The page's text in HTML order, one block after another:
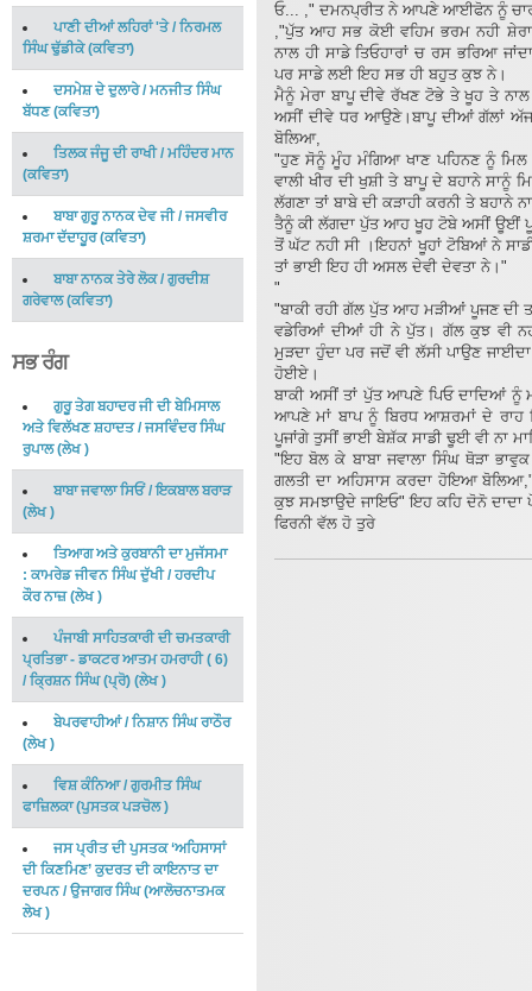
ਪਾਣੀ ਦੀਆਂ ਲਹਿਰਾਂ 'ਤੇ/ ਨਿਰਮਲ
ਸਿੰਘ ਢੁੱਡੀਕੇ(ਕਵਿਤਾ)
ਦਸਮੇਸ਼ ਦੇ ਦੁਲਾਰੇ/ਮਨਜੀਤ ਸਿੰਘ
ਬੱਧਣ(ਕਵਿਤਾ)
ਤਿਲਕ ਜੰਜੂ ਦੀ ਰਾਖੀ/ ਮਹਿੰਦਰ ਮਾਨ
(ਕਵਿਤਾ)
ਬਾਬਾ ਗੁਰੂ ਨਾਨਕ ਦੇਵ ਜੀ/ਜਸਵੀਰ
ਸ਼ਰਮਾ ਦੱਦਾਹੂਰ(ਕਵਿਤਾ)
ਬਾਬਾ ਨਾਨਕ ਤੇਰੇ ਲੋਕ/ ਗੁਰਦੀਸ਼
ਗਰੇਵਾਲ(ਕਵਿਤਾ)
ਸਭ ਰੰਗ
ਗੁਰੂ ਤੇਗ ਬਹਾਦਰ ਜੀ ਦੀ ਬੇਮਿਸਾਲ
ਅਤੇ ਵਿਲੱਖਣ ਸ਼ਹਾਦਤ/ਜਸਵਿੰਦਰ ਸਿੰਘ
ਰੁਪਾਲ(ਲੇਖ)
ਬਾਬਾ ਜਵਾਲਾ ਸਿਓਂ/ਇਕਬਾਲ ਬਰਾੜ
(ਲੇਖ)
ਤਿਆਗ ਅਤੇ ਕੁਰਬਾਨੀ ਦਾ ਮੁਜੱਸਮਾ
: ਕਾਮਰੇਡ ਜੀਵਨ ਸਿੰਘ ਦੁੱਖੀ/ਹਰਦੀਪ
ਕੌਰ ਨਾਜ਼(ਲੇਖ)
ਪੰਜਾਬੀ ਸਾਹਿਤਕਾਰੀ ਦੀ ਚਮਤਕਾਰੀ
ਪ੍ਰਤਿਭਾ - ਡਾਕਟਰ ਆਤਮ ਹਮਰਾਹੀ ( 6)
/ ਕ੍ਰਿਸ਼ਨ ਸਿੰਘ (ਪ੍ਰੋ) (ਲੇਖ)
ਬੇਪਰਵਾਹੀਆਂ/ਨਿਸ਼ਾਨ ਸਿੰਘ ਰਾਠੌਰ
(ਲੇਖ)
ਵਿਸ਼ ਕੰਨਿਆ/ ਗੁਰਮੀਤ ਸਿੰਘ
ਫਾਜ਼ਿਲਕਾ(ਪੁਸਤਕ ਪੜਚੋਲ)
ਜਸ ਪ੍ਰੀਤ ਦੀ ਪੁਸਤਕ ‘ਅਹਿਸਾਸਾਂ
ਦੀ ਕਿਣਮਿਣ’ ਕੁਦਰਤ ਦੀ ਕਾਇਨਾਤ ਦਾ
ਦਰਪਨ/ਉਜਾਗਰ ਸਿੰਘ(ਆਲੋਚਨਾਤਮਕ
ਲੇਖ)
ਓ... ," ਦਮਨਪ੍ਰੀਤ ਨੇ ਆਪਣੇ ਆਈਫੋਨ ਨੂੰ
,"ਪੁੱਤ ਆਹ ਸਭ ਕੋਈ ਵਹਿਮ ਭਰਮ ਨਹੀ
ਨਾਲ ਹੀ ਸਾਡੇ ਤਿਓਹਾਰਾਂ ਚ ਰਸ ਭਰਿਆ
ਪਰ ਸਾਡੇ ਲਈ ਇਹ ਸਭ ਹੀ ਬਹੁਤ ਕੁਝ ਨੇ।
ਮੈਨੂੰ ਮੇਰਾ ਬਾਪੂ ਦੀਵੇ ਰੱਖਣ ਟੋਭੇ ਤੇ ਖੂਹ ਤੇ ਨਾਲ
ਅਸੀਂ ਦੀਵੇ ਧਰ ਆਉਣੇ।ਬਾਪੂ ਦੀਆਂ ਗੱਲਾਂ
ਬੋਲਿਆ,
"ਹੁਣ ਸੋਨੂੰ ਮੂੰਹ ਮੰਗਿਆ ਖਾਣ ਪਹਿਨਣ ਨੂੰ
ਵਾਲੀ ਖੀਰ ਦੀ ਖੁਸ਼ੀ ਤੇ ਬਾਪੂ ਦੇ ਬਹਾਨੇ ਸਾਨੂੰ
ਲੱਗਣਾ ਤਾਂ ਬਾਬੇ ਦੀ ਕੜਾਹੀ ਕਰਨੀ ਤੇ ਬਹਾਨੇ
ਤੈਨੂੰ ਕੀ ਲੱਗਦਾ ਪੁੱਤ ਆਹ ਖੂਹ ਟੋਬੇ ਅਸੀਂ ਊਈਂ
ਤੋਂ ਘੱਟ ਨਹੀ ਸੀ ।ਇਹਨਾਂ ਖੂਹਾਂ ਟੋਬਿਆਂ ਨੇ
ਤਾਂ ਭਾਈ ਇਹ ਹੀ ਅਸਲ ਦੇਵੀ ਦੇਵਤਾ ਨੇ।"
"
"ਬਾਕੀ ਰਹੀ ਗੱਲ ਪੁੱਤ ਆਹ ਮੜੀਆਂ ਪੂਜਣ ਦੀ
ਵਡੇਰਿਆਂ ਦੀਆਂ ਹੀ ਨੇ ਪੁੱਤ। ਗੱਲ ਕੁਝ ਵੀ
ਮੁੜਦਾ ਹੁੰਦਾ ਪਰ ਜਦੋਂ ਵੀ ਲੱਸੀ ਪਾਉਣ
ਹੋਈਏ।
ਬਾਕੀ ਅਸੀਂ ਤਾਂ ਪੁੱਤ ਆਪਣੇ ਪਿਓ ਦਾਦਿਆਂ
ਆਪਣੇ ਮਾਂ ਬਾਪ ਨੂੰ ਬਿਰਧ ਆਸ਼ਰਮਾਂ ਦੇ ਰਾਹ
ਪੂਜਾਂਗੇ ਤੁਸੀਂ ਭਾਈ ਬੇਸ਼ੱਕ ਸਾਡੀ ਢੂਈ ਵੀ ਨਾ
"ਇਹ ਬੋਲ ਕੇ ਬਾਬਾ ਜਵਾਲਾ ਸਿੰਘ ਥੋੜਾ
ਗਲਤੀ ਦਾ ਅਹਿਸਾਸ ਕਰਦਾ ਹੋਇਆ
ਕੁਝ ਸਮਝਾਉਦੇ ਜਾਇਓ" ਇਹ ਕਹਿ ਦੋਨੋ ਦਾਦਾ
ਫਿਰਨੀ ਵੱਲ ਹੋ ਤੁਰੇ